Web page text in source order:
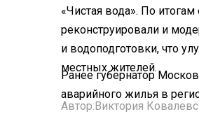
«Чистая вода». По
реконструировали и
и водоподготовки, что
местных жителей.
Ранее губернатор
аварийного жилья в
Автор: Виктория